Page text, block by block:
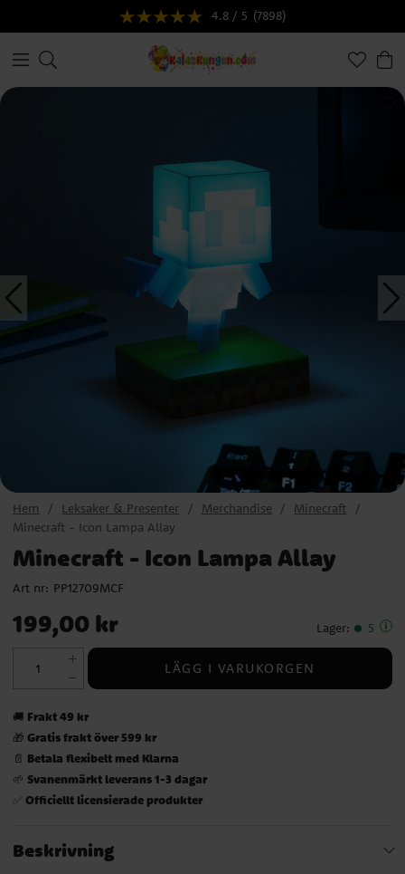
4.8 / 5 (7898)
Hem Leksaker & Presenter Merchandise
Minecraft
Minecraft - Icon Lampa Allay
Minecraft - Icon Lampa Allay
Art nr: PP12709MCF
Pris:199,00 kr
199,00 kr Lager: 5
LÄGG I VARUKORGEN
🚚 Frakt 49 kr
🎁 Gratis frakt över 599 kr
📄 Betala flexibelt med Klarna
🌱 Svanenmärkt leverans 1-3 dagar
✅ Officiellt licensierade produkter
Beskrivning